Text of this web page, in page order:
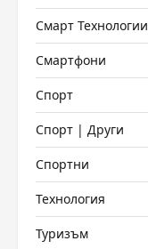
Смарт Технологии
Смартфони
Спорт
Спорт | Други
Спортни
Технология
Туризъм